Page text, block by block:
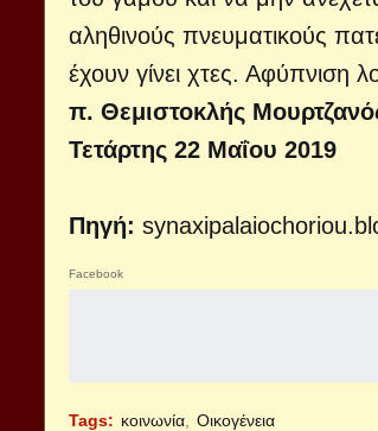
αληθινούς πνευματικούς
έχουν γίνει χτες. Αφύπνιση
π. Θεμιστοκλής
Τετάρτης 22 Μαΐου 2019
Πηγή:
Facebook
Tags: κοινωνία Οικογένεια